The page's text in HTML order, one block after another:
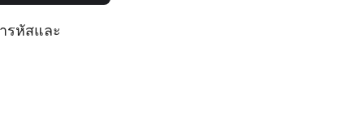
รหัสและ